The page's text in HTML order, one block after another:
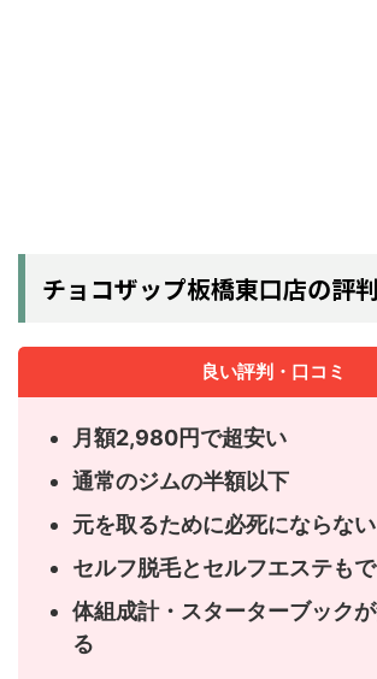
チョコザップ板橋東口店の評
良い評判・口コミ
月額2,980円で超安い
通常のジムの半額以下
元を取るために必死にならない
セルフ脱毛とセルフエステも
体組成計・スターターブック
る